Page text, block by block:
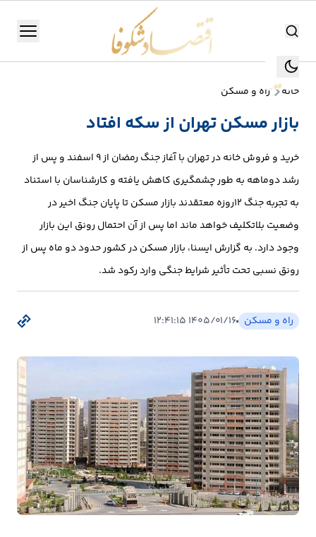
جستجو جستجو
منو
تولید
و
صنعت
انرژی
بانک،
بورس
بیمه
اقتصاد
جهان
بازار
و
تجارت
کشاورزی
خانه راه و مسکن
بازار مسکن تهران از سکه افتاد
خرید و فروش خانه در تهران با آغاز جنگ رمضان از ۹ اسفند و پس از
رشد دو‌ماهه به طور چشمگیری کاهش یافته و کارشناسان با استناد
به تجربه جنگ ۱۲روزه معتقدند بازار مسکن تا پایان جنگ اخیر در
وضعیت بلاتکلیف خواهد ماند اما پس از آن احتمال رونق این بازار
وجود دارد. به گزارش ایسنا، بازار مسکن در کشور حدود دو ماه پس از
رونق نسبی تحت تأثیر شرایط جنگی وارد رکود شد.
راه و مسکن ۱۴۰۵/۰۱/۱۶ ۱۲:۴۱:۱۵